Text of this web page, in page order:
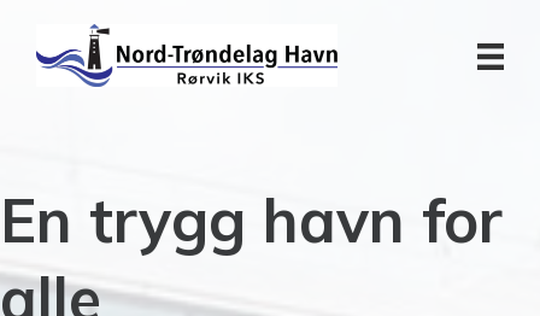
En trygg havn for
alle